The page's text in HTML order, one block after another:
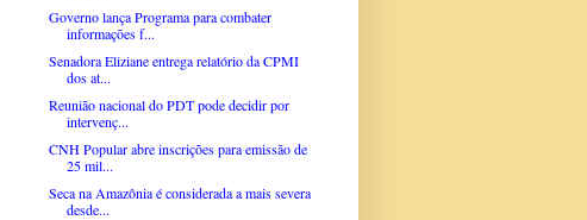
Governo lança Programa para combater
informações f...
Senadora Eliziane entrega relatório da CPMI
dos at...
Reunião nacional do PDT pode decidir por
intervenç...
CNH Popular abre inscrições para emissão de
25 mil...
Seca na Amazônia é considerada a mais severa
desde...